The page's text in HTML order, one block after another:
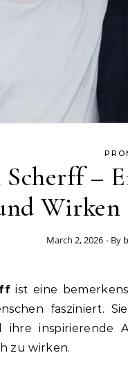
–
March 2, 2026 - By
ist eine
fasziniert.
ihre inspirierende
zu wirken.